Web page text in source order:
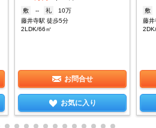
敷
-- 礼
10万
藤井寺駅 徒歩5分
2LDK/66㎡
お問合せ
お気に入り
敷
藤井